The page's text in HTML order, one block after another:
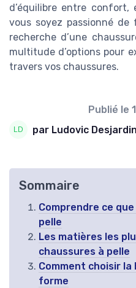
d’équilibre entre
vous soyez passionné
recherche d’une
multitude d’options pour
travers vos chaussures.
Publié le
par Ludovic
Sommaire
Comprendre ce
pelle
Les matières les
chaussures à pelle
Comment choisir
forme